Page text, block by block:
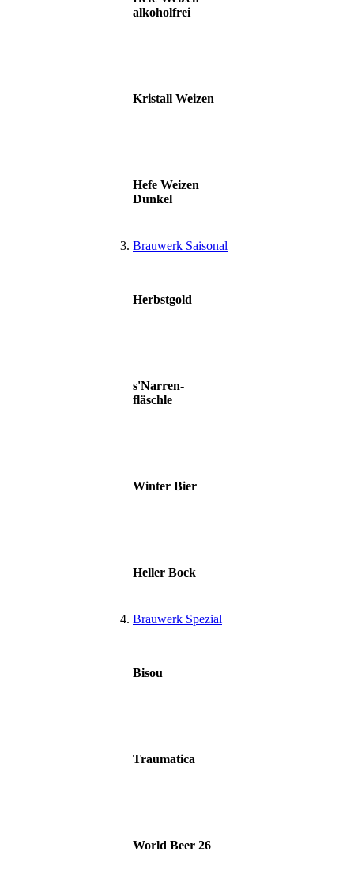
alkoholfrei
Kristall Weizen
Hefe Weizen
Dunkel
Brauwerk Saisonal
Herbstgold
s'Narren-
fläschle
Winter Bier
Heller Bock
Brauwerk Spezial
Bisou
Traumatica
World Beer 26